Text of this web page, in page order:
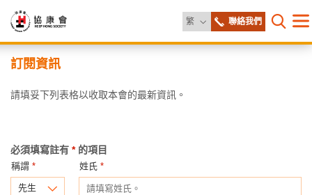
繁 更改語言聯絡我們
打開目
協
康
訂閱資訊
請填妥下列表格以收取本會的最新資訊。
必須填寫註有 *的項目
稱謂 *
先生
姓氏 *